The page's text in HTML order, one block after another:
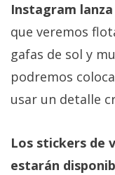
+
Más
temas
Sorteos
Foros
Instagram
que veremos
gafas de sol y
podremos
usar un detalle
Los stickers de
estarán